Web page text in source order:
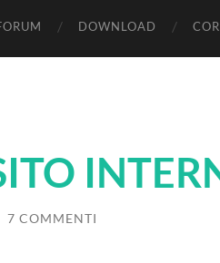
DOWNLOAD
7 COMMENTI